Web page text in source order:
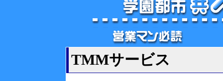
TMMサービス